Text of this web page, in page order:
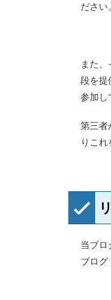
ださい。
また
段を提
参加し
第三者
りこれ
当ブロ
ブログ